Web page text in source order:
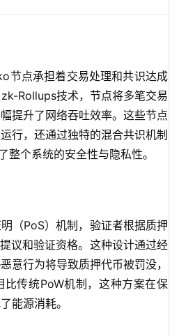
节点承担着交易处理和共识达成
Rollups技术，节点将多笔交易
提升了网络吞吐效率。这些节点
行，还通过独特的混合共识机制
整个系统的安全性与隐私性。
（PoS）机制，验证者根据质押
议和验证资格。这种设计通过经
行为将导致质押代币被罚没，
传统PoW机制，这种方案在保
能源消耗。